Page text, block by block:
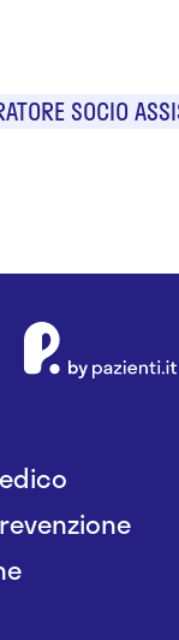
SOCIO